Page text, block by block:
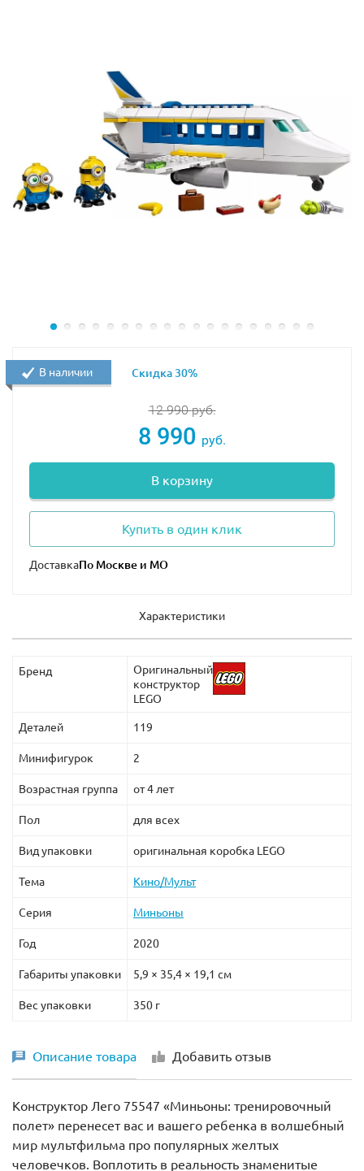
12 990руб.
8 990 руб.
В корзину
Купить в один клик
Доставка
В наличии Скидка 30%
Характеристики
Бренд
Оригинальный
конструктор
LEGO
Деталей 119
Минифигурок 2
Возрастная группа от 4 лет
Пол для всех
Вид упаковки оригинальная коробка LEGO
Тема Кино/Мульт
Серия Миньоны
Год 2020
Габариты упаковки 5,9 × 35,4 × 19,1 см
Вес упаковки 350 г
Описание товара Добавить отзыв
Конструктор Лего 75547 «Миньоны: тренировочный
полет» перенесет вас и вашего ребенка в волшебный
мир мультфильма про популярных желтых
человечков. Воплотить в реальность знаменитые